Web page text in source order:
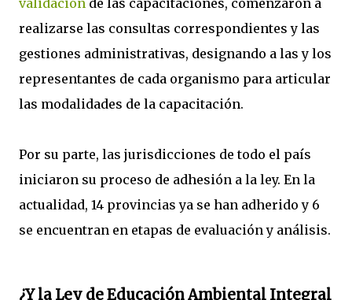
validación de las capacitaciones, comenzaron a
realizarse las consultas correspondientes y las
gestiones administrativas, designando a las y los
representantes de cada organismo para articular
las modalidades de la capacitación.
Por su parte, las jurisdicciones de todo el país
iniciaron su proceso de adhesión a la ley. En la
actualidad, 14 provincias ya se han adherido y 6
se encuentran en etapas de evaluación y análisis.
¿Y la Ley de Educación Ambiental Integral